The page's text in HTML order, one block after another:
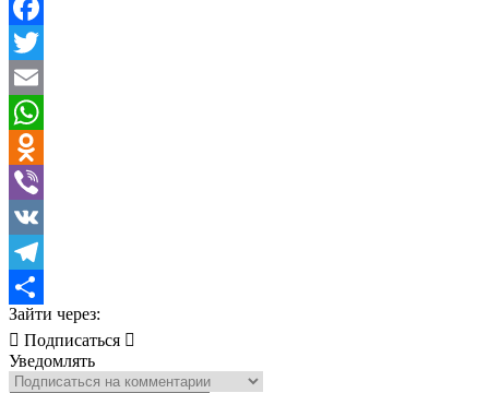
Facebook
Twitter
Email
WhatsApp
Odnoklassniki
Viber
VK
Telegram
Отправить
Зайти через:
Подписаться
Уведомлять